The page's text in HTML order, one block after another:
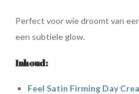
Perfect voor wie droomt van
een subtiele glow.
Inhoud:
Feel Satin Firming Day